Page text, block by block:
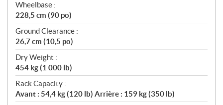
Wheelbase :
228,5 cm (90 po)
Ground Clearance :
26,7 cm (10,5 po)
Dry Weight :
454 kg (1 000 lb)
Rack Capacity :
Avant : 54,4 kg (120 lb) Arrière : 159 kg (350 lb)